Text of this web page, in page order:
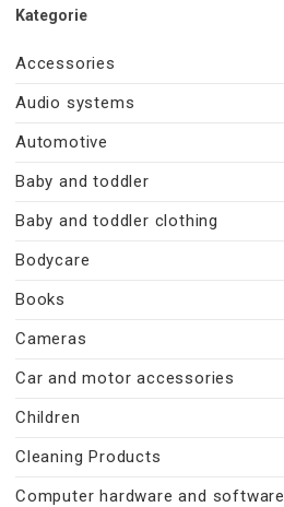
Kategorie
Accessories
Audio systems
Automotive
Baby and toddler
Baby and toddler clothing
Bodycare
Books
Cameras
Car and motor accessories
Children
Cleaning Products
Computer hardware and software